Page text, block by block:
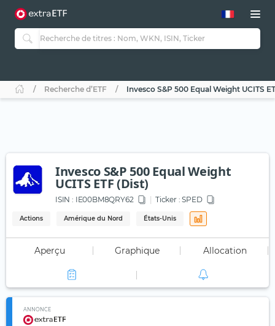
Recherche d’ETF Invesco S&P 500 Equal Weight UCITS
Invesco S&P 500 Equal Weight
UCITS ETF (Dist)
ISIN : IE00BM8QRY62 Ticker : SPED
Actions Amérique du Nord États-Unis
Aperçu Graphique Allocation
ANNONCE